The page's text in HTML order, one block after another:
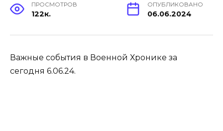
ПРОСМОТРОВ
122к.
ОПУБЛИКОВАНО
06.06.2024
Важные события в Военной Хронике за
сегодня 6.06.24.